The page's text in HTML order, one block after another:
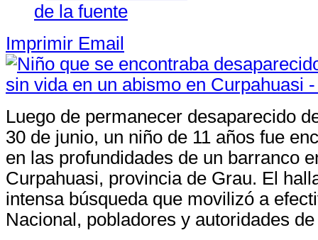
Imprimir Email
Luego de permanecer desaparecido
30 de junio, un niño de 11 años fue
en las profundidades de un barranco
Curpahuasi, provincia de Grau. El
intensa búsqueda que movilizó a
Nacional, pobladores y autoridades